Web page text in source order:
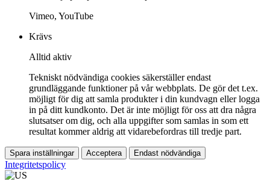
Vimeo, YouTube
Krävs
Alltid aktiv
Tekniskt nödvändiga cookies säkerställer endast
grundläggande funktioner på vår webbplats. De gör det t.ex.
möjligt för dig att samla produkter i din kundvagn eller logga
in på ditt kundkonto. Det är inte möjligt för oss att dra några
slutsatser om dig, och alla uppgifter som samlas in som ett
resultat kommer aldrig att vidarebefordras till tredje part.
Spara inställningar Acceptera Endast nödvändiga
Integritetspolicy